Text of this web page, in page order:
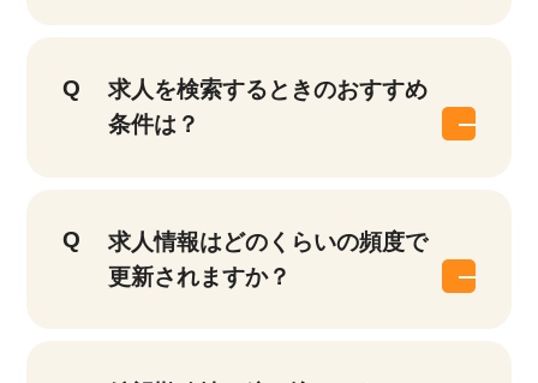
求人を検索するときのおすすめ
条件は？
求人情報はどのくらいの頻度で
更新されますか？